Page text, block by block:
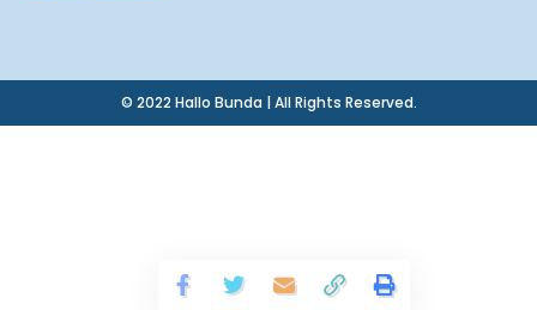
© 2022 Hallo Bunda | All Rights Reserved.